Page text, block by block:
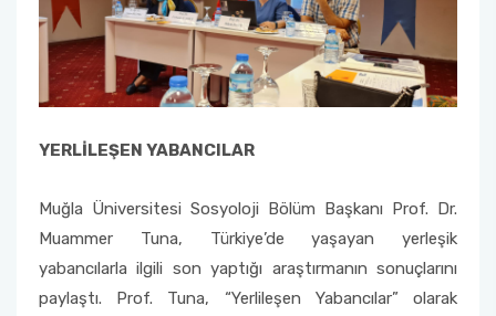
YERLİLEŞEN YABANCILAR
Muğla Üniversitesi Sosyoloji Bölüm Başkanı Prof. Dr.
Muammer Tuna, Türkiye’de yaşayan yerleşik
yabancılarla ilgili son yaptığı araştırmanın sonuçlarını
paylaştı. Prof. Tuna, “Yerlileşen Yabancılar” olarak